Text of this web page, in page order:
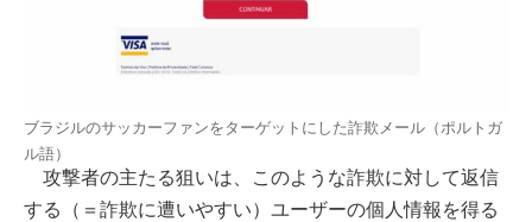
ブラジルのサッカーファンをターゲットにした詐欺メール（ポルトガ
ル語）
攻撃者の主たる狙いは、このような詐欺に対して返信
する（＝詐欺に遭いやすい）ユーザーの個人情報を得る